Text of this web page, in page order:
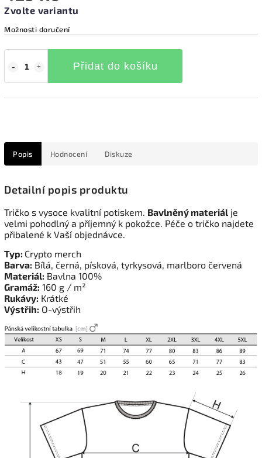
Zvolte variantu
Možnosti doručení
Přidat do košíku
Popis Hodnocení Diskuze
Detailní popis produktu
Tričko s vysoce kvalitní potiskem. Bavlněný materiál je
velmi pohodlný a příjemný k pokožce. Péče o tričko najdete
přibalené k Vaší objednávce.
Typ: Crypto merch
Barva: Bílá, černá, písková, tyrkysová, marlboro červená
Materiál: Bavlna 100%
Gramáž: 160 g / m²
Rukávy: Krátké
Výstřih: O-výstřih